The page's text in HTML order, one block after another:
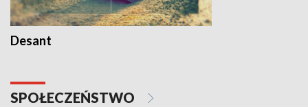
Desant
SPOŁECZEŃSTWO